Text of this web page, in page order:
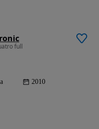
full
2010